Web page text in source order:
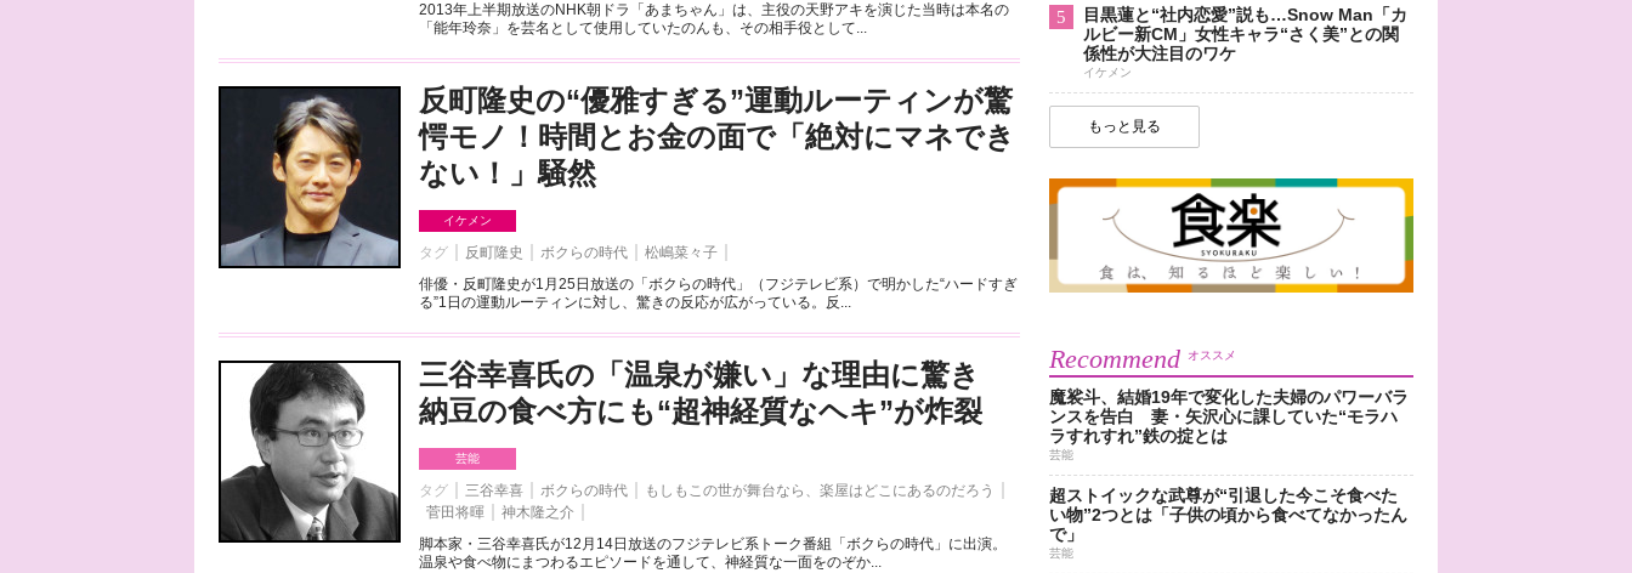
2013年上半期放送のNHK朝ドラ「あまちゃん」は、主役の天野アキを演じた当時は本名の
「能年玲奈」を芸名として使用していたのんも、その相手役として...
反町隆史の“優雅すぎる”運動ルーティンが驚
愕モノ！時間とお金の面で「絶対にマネでき
ない！」騒然
イケメン
タグ 反町隆史 ボクらの時代
松嶋菜々子
俳優・反町隆史が1月25日放送の「ボクらの時代」（フジテレビ系）で明かした“ハードすぎ
る”1日の運動ルーティンに対し、驚きの反応が広がっている。反...
三谷幸喜氏の「温泉が嫌い」な理由に驚き
納豆の食べ方にも“超神経質なヘキ”が炸裂
芸能
タグ 三谷幸喜 ボクらの時代
もしもこの世が舞台なら、楽屋はどこにあるのだろう
菅田将暉
神木隆之介
脚本家・三谷幸喜氏が12月14日放送のフジテレビ系トーク番組「ボクらの時代」に出演。
温泉や食べ物にまつわるエピソードを通して、神経質な一面をのぞか...
5
目黒蓮と“社内恋愛”説も…Snow Man「カ
ルビー新CM」女性キャラ“さく美”との関
係性が大注目のワケ
イケメン
もっと見る
Recommend オススメ
魔裟斗、結婚19年で変化した夫婦のパワーバラ
ンスを告白 妻・矢沢心に課していた“モラハ
ラすれすれ”鉄の掟とは
芸能
超ストイックな武尊が“引退した今こそ食べた
い物”2つとは「子供の頃から食べてなかったん
で」
芸能